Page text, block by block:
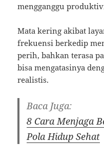
mengganggu
Mata kering akibat
frekuensi berkedip
perih, bahkan terasa
bisa mengatasinya
realistis.
Baca Juga:
8 Cara Menjaga
Pola Hidup Sehat